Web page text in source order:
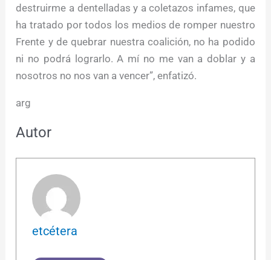
destruirme a dentelladas y a coletazos infames, que
ha tratado por todos los medios de romper nuestro
Frente y de quebrar nuestra coalición, no ha podido
ni no podrá lograrlo. A mí no me van a doblar y a
nosotros no nos van a vencer”, enfatizó.
arg
Autor
etcétera